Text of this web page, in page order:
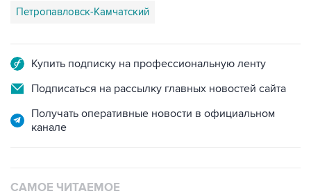
Подписаться на рассылку главных новостей сайта
Получать оперативные новости в официальном
ФСБ сообщила о задержании в Приморье